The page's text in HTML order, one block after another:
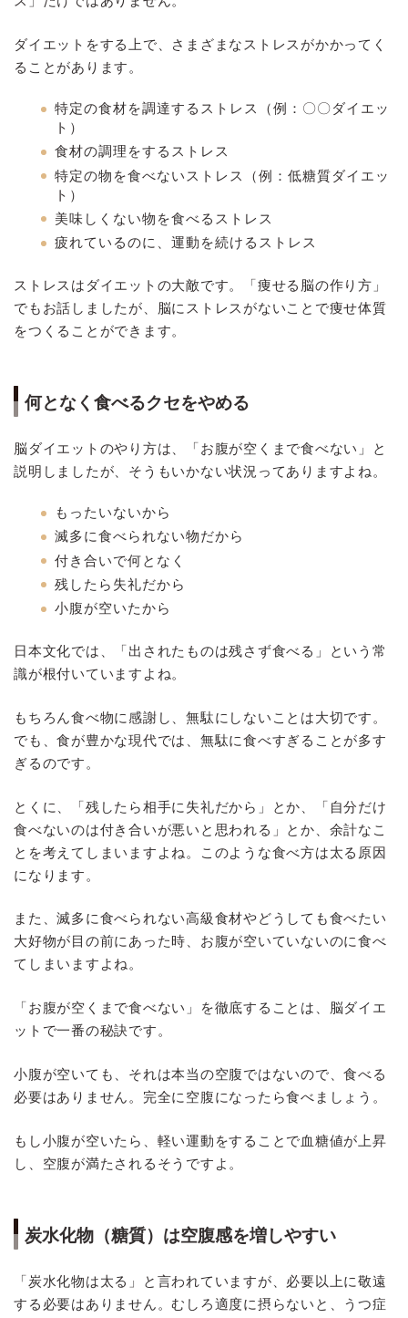
ダイエットをする上で、さまざまなストレスがかかってく
ることがあります。
特定の食材を調達するストレス（例：〇〇ダイエッ
ト）
食材の調理をするストレス
特定の物を食べないストレス（例：低糖質ダイエッ
ト）
美味しくない物を食べるストレス
疲れているのに、運動を続けるストレス
ストレスはダイエットの大敵です。「痩せる脳の作り方」
でもお話しましたが、脳にストレスがないことで痩せ体質
をつくることができます。
何となく食べるクセをやめる
脳ダイエットのやり方は、「お腹が空くまで食べない」と
説明しましたが、そうもいかない状況ってありますよね。
もったいないから
滅多に食べられない物だから
付き合いで何となく
残したら失礼だから
小腹が空いたから
日本文化では、「出されたものは残さず食べる」という常
識が根付いていますよね。
もちろん食べ物に感謝し、無駄にしないことは大切です。
でも、食が豊かな現代では、無駄に食べすぎることが多す
ぎるのです。
とくに、「残したら相手に失礼だから」とか、「自分だけ
食べないのは付き合いが悪いと思われる」とか、余計なこ
とを考えてしまいますよね。このような食べ方は太る原因
になります。
また、滅多に食べられない高級食材やどうしても食べたい
大好物が目の前にあった時、お腹が空いていないのに食べ
てしまいますよね。
「お腹が空くまで食べない」を徹底することは、脳ダイエ
ットで一番の秘訣です。
小腹が空いても、それは本当の空腹ではないので、食べる
必要はありません。完全に空腹になったら食べましょう。
もし小腹が空いたら、軽い運動をすることで血糖値が上昇
し、空腹が満たされるそうですよ。
炭水化物（糖質）は空腹感を増しやすい
「炭水化物は太る」と言われていますが、必要以上に敬遠
する必要はありません。むしろ適度に摂らないと、うつ症